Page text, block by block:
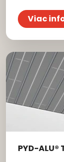
Viac
PYD-ALU®